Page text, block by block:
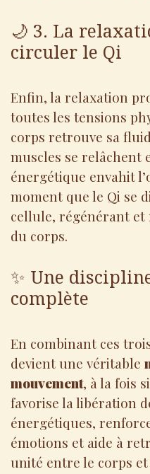
🌙 3. La
circuler le Qi
Enfin, la relaxation
toutes les tensions
corps retrouve sa
muscles se relâchent
énergétique envahit
moment que le Qi se
cellule, régénérant et
du corps.
✨ Une
complète
En combinant ces
devient une véritable
mouvement, à la fois
favorise la libération
énergétiques,
émotions et aide à
unité entre le corps et